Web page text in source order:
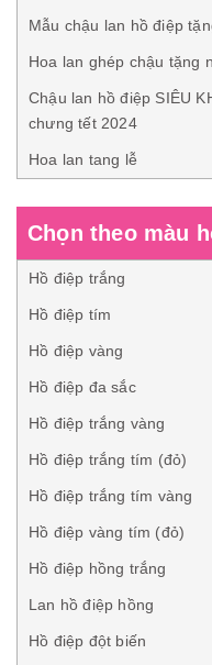
Mẫu chậu lan hồ điệp
Hoa lan ghép chậu tặng
Chậu lan hồ điệp SIÊU
chưng tết 2024
Hoa lan tang lễ
Chọn theo màu
Hồ điệp trắng
Hồ điệp tím
Hồ điệp vàng
Hồ điệp đa sắc
Hồ điệp trắng vàng
Hồ điệp trắng tím (đỏ)
Hồ điệp trắng tím vàng
Hồ điệp vàng tím (đỏ)
Hồ điệp hồng trắng
Lan hồ điệp hồng
Hồ điệp đột biến